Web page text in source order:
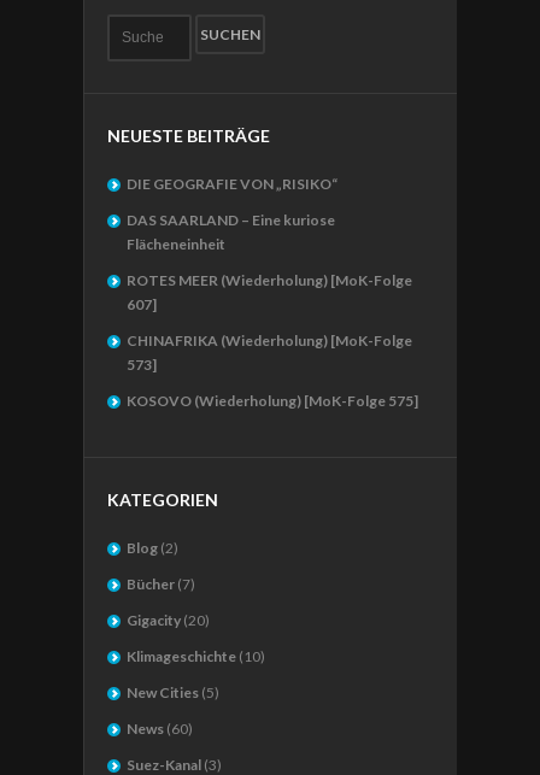
NEUESTE BEITRÄGE
DIE GEOGRAFIE VON „RISIKO“
DAS SAARLAND – Eine kuriose
Flächeneinheit
ROTES MEER (Wiederholung) [MoK-Folge
607]
CHINAFRIKA (Wiederholung) [MoK-Folge
573]
KOSOVO (Wiederholung) [MoK-Folge 575]
KATEGORIEN
Blog (2)
Bücher (7)
Gigacity (20)
Klimageschichte (10)
New Cities (5)
News (60)
Suez-Kanal (3)